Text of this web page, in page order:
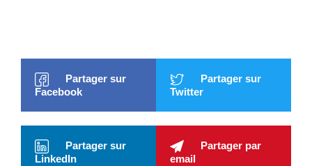
Partager sur
Facebook
Partager sur
Twitter
Partager sur
LinkedIn
Partager par
email